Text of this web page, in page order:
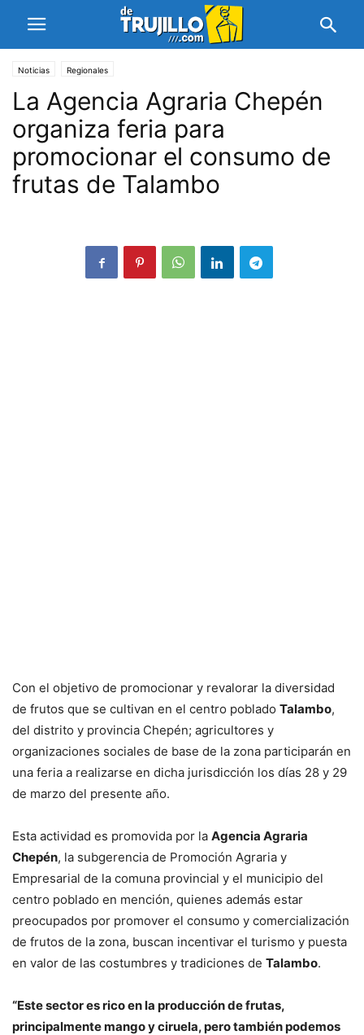
Noticias Regionales
La Agencia Agraria Chepén
organiza feria para
promocionar el consumo de
frutas de Talambo
Con el objetivo de promocionar y revalorar la diversidad
de frutos que se cultivan en el centro poblado Talambo,
del distrito y provincia Chepén; agricultores y
organizaciones sociales de base de la zona participarán en
una feria a realizarse en dicha jurisdicción los días 28 y 29
de marzo del presente año.
Esta actividad es promovida por la Agencia Agraria
Chepén, la subgerencia de Promoción Agraria y
Empresarial de la comuna provincial y el municipio del
centro poblado en mención, quienes además estar
preocupados por promover el consumo y comercialización
de frutos de la zona, buscan incentivar el turismo y puesta
en valor de las costumbres y tradiciones de Talambo.
“Este sector es rico en la producción de frutas,
principalmente mango y ciruela, pero también podemos